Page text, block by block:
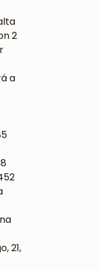
2
a
21,